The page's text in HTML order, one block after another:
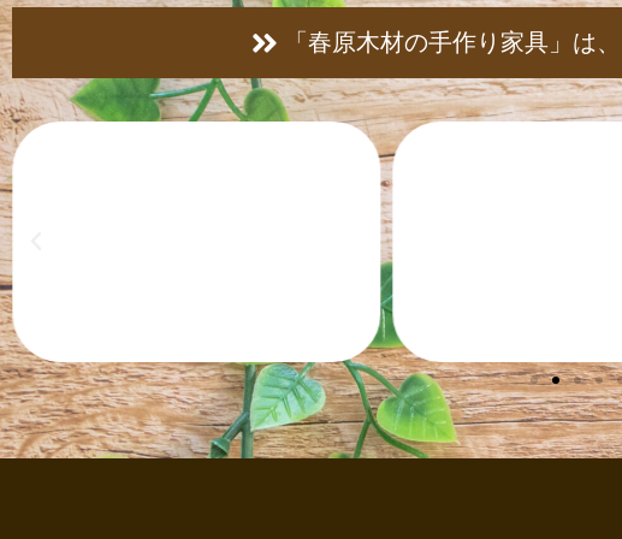
「春原木材の手作り家具」は、